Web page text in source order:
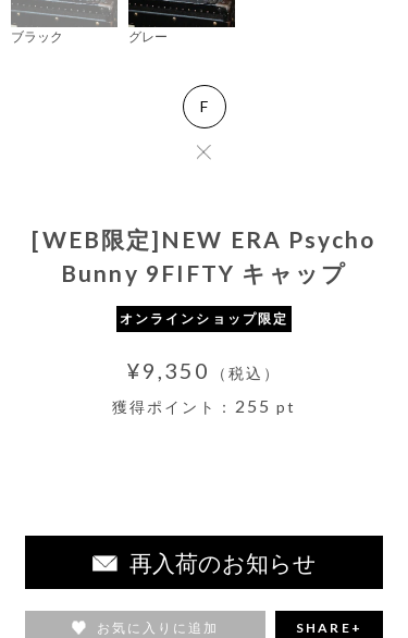
ブラック グレー
F
[WEB限定]NEW ERA Psycho
Bunny 9FIFTY キャップ
オンラインショップ限定
¥9,350
（税込）
獲得ポイント： 255 pt
再入荷のお知らせ
お気に入りに追加 SHARE+